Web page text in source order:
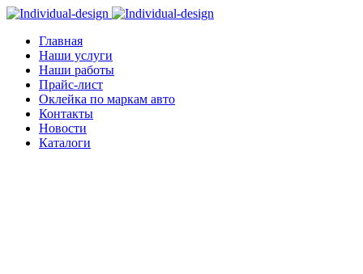
Главная
Наши услуги
Наши работы
Прайс-лист
Оклейка по маркам авто
Контакты
Новости
Каталоги